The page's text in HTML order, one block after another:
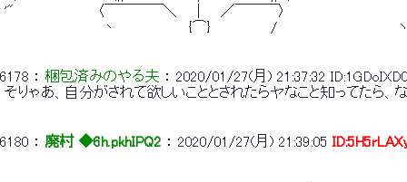
'"　　 　 　 　 　 〈￣￣￣￣＼　　|　　／￣￣￣〉
丶　 　 　 　 　 {⌒}　　　　　　/　　　　　　　　　　　　
6178 ： 梱包済みのやる夫 ： 2020/01/27(月) 21:37:32
そりゃあ、自分がされて欲しいこととされたらヤなこと知ってたら
6180 ： 廃村 ◆6h.pkhIPQ2 ： 2020/01/27(月) 21:39:05